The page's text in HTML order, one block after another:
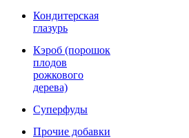
Кондитерская
глазурь
Кэроб (порошок
плодов
рожкового
дерева)
Суперфуды
Прочие добавки